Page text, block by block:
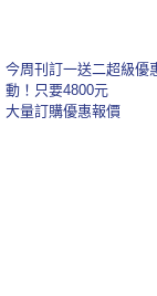
今周刊訂一送二超級優
動！只要4800元
大量訂購優惠報價